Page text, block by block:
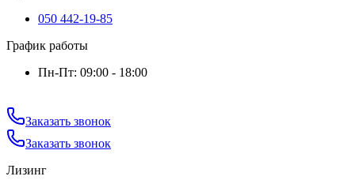
050 442-19-85
График работы
Пн-Пт: 09:00 - 18:00
Заказать звонок
Заказать звонок
Лизинг